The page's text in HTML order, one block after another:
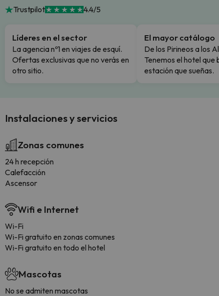
Trustpilot 4.4/5
Líderes en el sector
La agencia nº1 en viajes de esquí.
Ofertas exclusivas que no verás en
otro sitio.
El mayor catálogo
De los Pirineos a los
Tenemos el hotel que
estación que sueñas.
Instalaciones y servicios
Zonas comunes
24 h recepción
Calefacción
Ascensor
Wifi e Internet
Wi-Fi
Wi-Fi gratuito en zonas comunes
Wi-Fi gratuito en todo el hotel
Mascotas
No se admiten mascotas